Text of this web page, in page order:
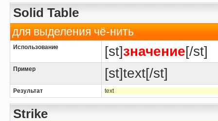
Solid Table
для выделения чё-нить
Использование [st]значение[/st]
Пример [st]text[/st]
Результат text
Strike